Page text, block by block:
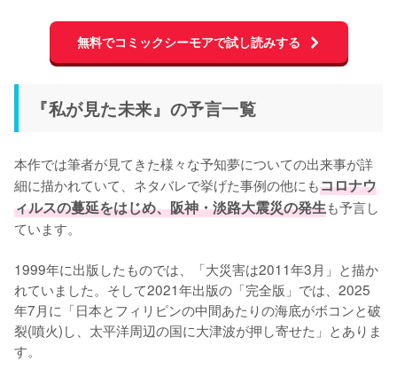
無料でコミックシーモアで試し読みする
『私が見た未来』の予言一覧
本作では筆者が見てきた様々な予知夢についての出来事が詳
細に描かれていて、ネタバレで挙げた事例の他にもコロナウ
ィルスの蔓延をはじめ、阪神・淡路大震災の発生も予言し
ています。
1999年に出版したものでは、「大災害は2011年3月」と描か
れていました。そして2021年出版の「完全版」では、2025
年7月に「日本とフィリピンの中間あたりの海底がボコンと破
裂(噴火)し、太平洋周辺の国に大津波が押し寄せた」とありま
す。